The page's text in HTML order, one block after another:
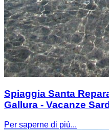
Spiaggia Santa
Gallura - Vacanze
Per saperne di più...